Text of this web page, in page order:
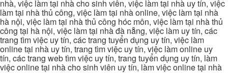
nhà, việc làm tại nhà cho sinh viên, việc làm tại nhà uy tín, việc
làm tại nhà thủ công, việc làm tại nhà online, việc làm tại nhà
hà nội, việc làm tại nhà thủ công hóc môn, việc làm tại nhà thủ
công tại hà nội, việc làm tại nhà đà nẵng, việc làm uy tín, các
trang tìm việc uy tín, các trang tuyển dụng uy tín, việc làm
online tại nhà uy tín, trang tìm việc uy tín, việc làm online uy
tín, các trang web tìm việc uy tín, trang tuyển dụng uy tín, làm
việc online tại nhà cho sinh viên uy tín, làm việc online tại nhà